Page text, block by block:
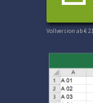
Vollversion ab €